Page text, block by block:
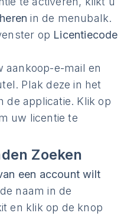
in de menubalk.
op Licentiecode
aankoop-e-mail en
Plak deze in het
de applicatie. Klik op
uw licentie te
Zoeken
een account wilt
naam in de
en klik op de knop